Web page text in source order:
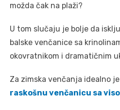
možda čak na plaži?
U tom slučaju je bolje da
balske venčanice sa
okovratnikom i dramatičnim
Za zimska venčanja idealno
raskošnu venčanicu sa